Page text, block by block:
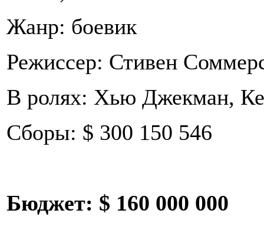
Жанр: боевик
Режиссер: Стивен
В ролях: Хью Джекман,
Сборы: $ 300 150 546
Бюджет: $ 160 000 000